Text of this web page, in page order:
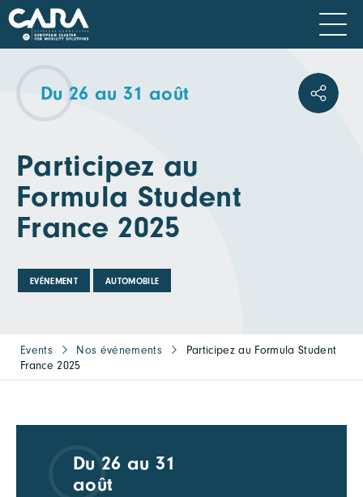
Du 26 au 31 août
Participez au
Formula Student
France 2025
EVÉNEMENT AUTOMOBILE
Events Nos événements
Participez au Formula Student
France 2025
Du 26 au 31
août